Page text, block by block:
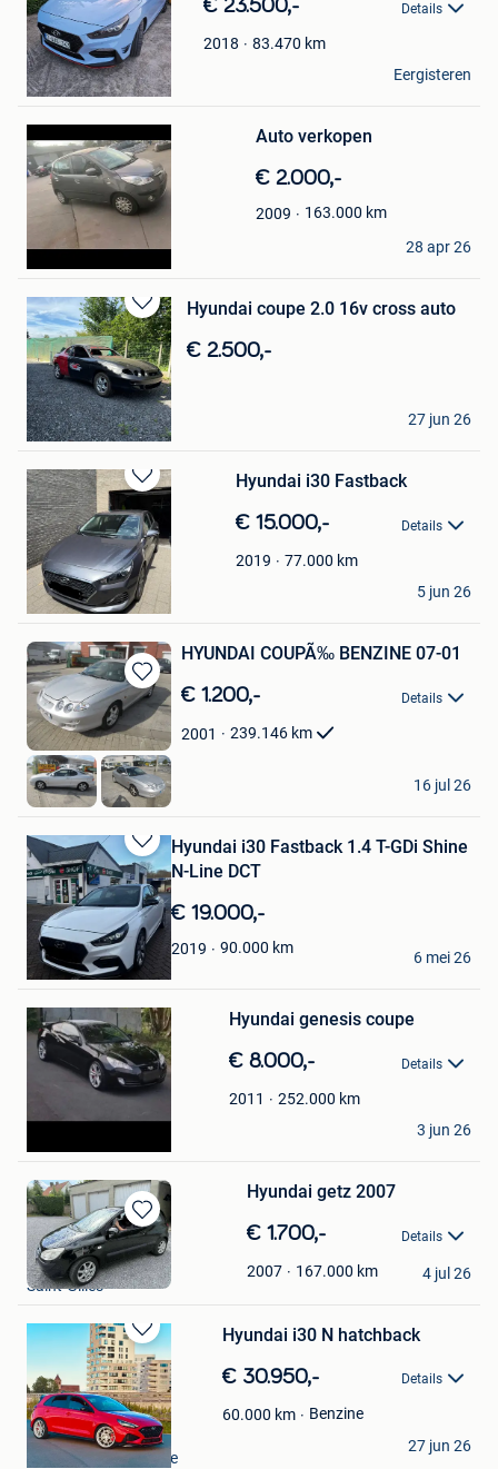
Mijn
Favorieten
€ 23.500,- Details
2018 83.470 km
xhignesse
Seraing
Eergisteren
Bewaren
Mijn
Favorieten
Auto verkopen
€ 2.000,-
2009 163.000 km
Wasim Zazai
28 apr 26
Bewaren
in
Mijn
Favorieten
Hyundai coupe 2.0 16v cross auto
€ 2.500,-
lorenzo
Lembeek
27 jun 26
Bewaren
in
Mijn
Favorieten
Hyundai i30 Fastback
€ 15.000,- Details
2019 77.000 km
Jorre Lucas
Kuringen
5 jun 26
Bewaren
in
Mijn
Favorieten
HYUNDAI COUPÃ‰ BENZINE 07-01
€ 1.200,- Details
2001 239.146 km
procar
Hooglede
16 jul 26
Bewaren
in
Mijn
Favorieten
Hyundai i30 Fastback 1.4 T-GDi Shine
N-Line DCT
€ 19.000,-
2019 90.000 km
Dario Milioto
La Louviere
6 mei 26
Bewaren
Mijn
Favorieten
Hyundai genesis coupe
€ 8.000,- Details
2011 252.000 km
F32
3 jun 26
Bewaren
in
Mijn
Favorieten
Hyundai getz 2007
€ 1.700,- Details
2007 167.000 km
David Ferreira
Saint-Gilles
4 jul 26
Bewaren
in
Mijn
Favorieten
Hyundai i30 N hatchback
€ 30.950,- Details
60.000 km
Benzine
mt.rdyn_
Gistel+Deel Westkerke
27 jun 26